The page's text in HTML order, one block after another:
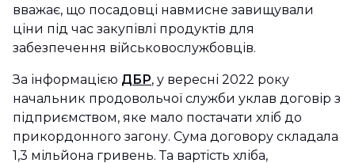
вважає, що посадовці навмисне завищували
ціни під час закупівлі продуктів для
забезпечення військовослужбовців.
За інформацією ДБР, у вересні 2022 року
начальник продовольчої служби уклав договір з
підприємством, яке мало постачати хліб до
прикордонного загону. Сума договору складала
1,3 мільйона гривень. Та вартість хліба,